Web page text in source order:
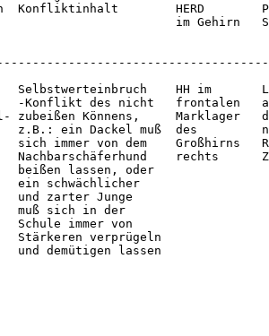
Konfliktinhalt        HERD
im
Selbstwerteinbruch    HH im
-Konflikt des nicht   frontalen
zubeißen Könnens,     Marklager
z.B.: ein Dackel muß  des
sich immer von dem    Großhirns
Nachbarschäferhund    rechts
beißen
ein
und
muß
Schule
Stärkeren
und